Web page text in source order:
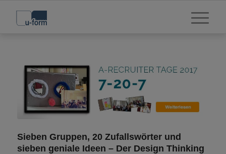
Sieben Gruppen, 20 Zufallswörter und
sieben geniale Ideen – Der Design Thinking